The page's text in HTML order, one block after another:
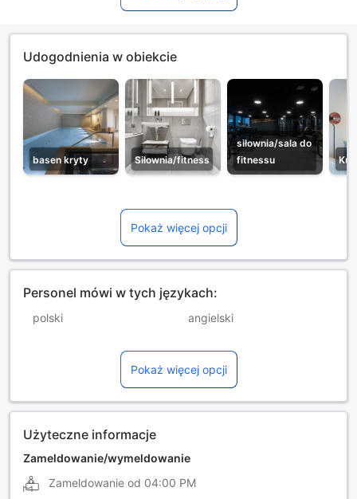
Udogodnienia w obiekcie
basen kryty Siłownia/fitness
siłownia/sala do
fitnessu
Pokaż więcej opcji
Personel mówi w tych językach:
polski angielski
grecki
hindi hiszpański
holenderski
rosyjski rumuński
tamilski ukraiński
Pokaż więcej opcji
Użyteczne informacje
Zameldowanie/wymeldowanie
Zameldowanie od 04:00 PM